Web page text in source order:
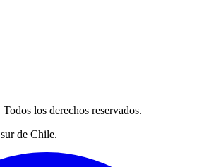
Todos los derechos reservados.
de Chile.